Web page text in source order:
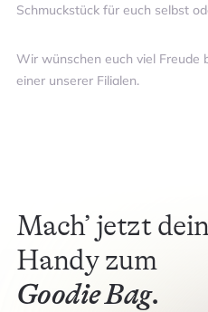
Schmuckstück für euch selbst
Wir wünschen euch viel Freude
einer unserer Filialen.
Mach’ jetzt
Handy zum
Goodie Bag.